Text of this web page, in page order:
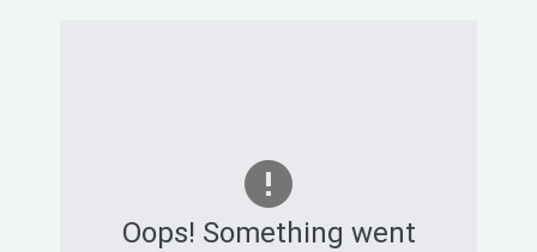
Oops! Something went